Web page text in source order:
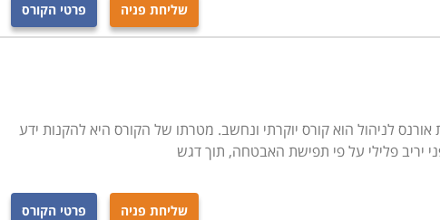
יחד עם זאת ישנם תנאים מקדימים לכל מקצוע. כך למשל, מאבטח
בבתי ספר נדרש לשירות סדיר בצה"ל ברמת רובאי 03 ומעלה. מאבטח אישים צריך לסיים שירות קרבי בצה"ל, ובמוסדות
לרמות הלימוד השונות מתבצעת על פי קריטריונים אלה כפי שהם
ללמוד קורס ברמה אחרת מאשר הרמה שנקבעה לו, יוכל לעשות
שליחת פניה פרטי הקורס
לניהול הוא קורס יוקרתי ונחשב. מטרתו של הקורס היא להקנות ידע
יריב פלילי על פי תפישת האבטחה, תוך דגש
שליחת פניה פרטי הקורס